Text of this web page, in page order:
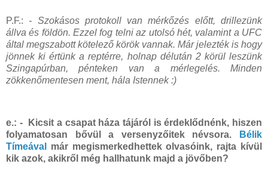
P.F.: - Szokásos protokoll van mérkőzés előtt, drillezünk
állva és földön. Ezzel fog telni az utolsó hét, valamint a UFC
által megszabott kötelező körök vannak. Már jelezték is hogy
jönnek ki értünk a reptérre, holnap délután 2 körül leszünk
Szingapúrban, pénteken van a mérlegelés. Minden
zökkenőmentesen ment, hála Istennek :)
e.: - Kicsit a csapat háza tájáról is érdeklődnénk, hiszen
folyamatosan bővül a versenyzőitek névsora.
Bélik
Tímeával
már megismerkedhettek olvasóink, rajta kívül
kik azok, akikről még hallhatunk majd a jövőben?